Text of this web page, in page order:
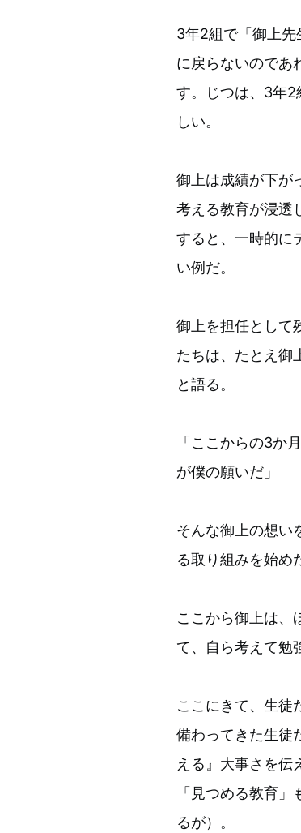
3年2組で「御上
に戻らないのであ
す。じつは、3年2
しい。
御上は成績が下が
考える教育が浸透
すると、一時的に
い例だ。
御上を担任として
たちは、たとえ御
と語る。
「ここからの3か
が僕の願いだ」
そんな御上の想い
る取り組みを始め
ここから御上は、
て、自ら考えて勉
ここにきて、生徒
備わってきた生徒
える』大事さを伝
「見つめる教育
るが）。